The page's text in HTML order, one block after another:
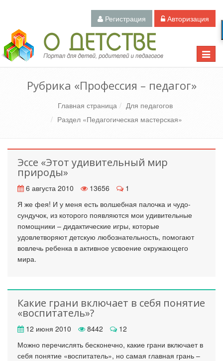
Регистрация Авторизация
Toggle
Педагогический портал «О детстве»
Рубрика «Профессия – педагог»
Главная страница
Для педагогов
Раздел «Педагогическая мастерская»
Эссе «Этот удивительный мир
природы»
6 августа 2010 13656
1
Я же фея! И у меня есть волшебная палочка и чудо-
сундучок, из которого появляются мои удивительные
помощники – дидактические игры, которые
удовлетворяют детскую любознательность, помогают
вовлечь ребенка в активное усвоение окружающего
мира.
Какие грани включает в себя понятие
«воспитатель»?
12 июня 2010 8442
12
Можно перечислять бесконечно, какие грани включает в
себя понятие «воспитатель», но самая главная грань –